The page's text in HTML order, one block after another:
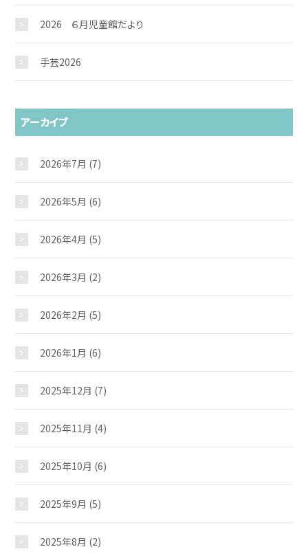
2026 ６月児童館だより
手芸2026
アーカイブ
2026年7月 (7)
2026年5月 (6)
2026年4月 (5)
2026年3月 (2)
2026年2月 (5)
2026年1月 (6)
2025年12月 (7)
2025年11月 (4)
2025年10月 (6)
2025年9月 (5)
2025年8月 (2)